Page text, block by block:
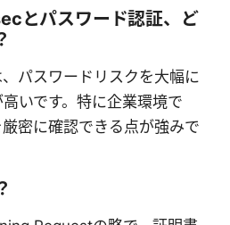
とパスワード認証、ど
パスワードリスクを大幅に
いです。特に企業環境で
密に確認できる点が強みで